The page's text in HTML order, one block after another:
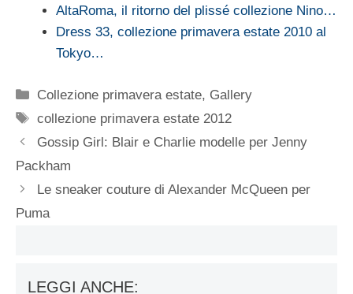
AltaRoma, il ritorno del plissé collezione Nino…
Dress 33, collezione primavera estate 2010 al
Tokyo…
Categorie
Collezione primavera estate, Gallery
Tag
collezione primavera estate 2012
Gossip Girl: Blair e Charlie modelle per Jenny
Packham
Le sneaker couture di Alexander McQueen per
Puma
LEGGI ANCHE: